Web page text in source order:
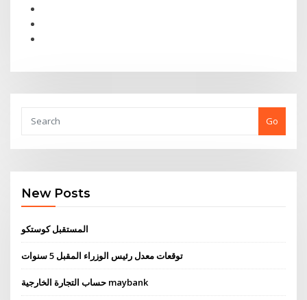
Go
New Posts
المستقبل كوستكو
توقعات معدل رئيس الوزراء المقبل 5 سنوات
حساب التجارة الخارجية maybank